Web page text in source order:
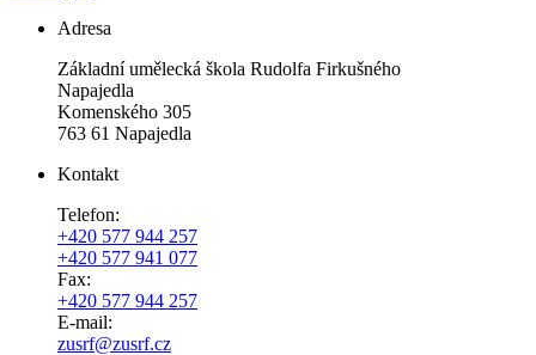
Adresa
Základní umělecká škola Rudolfa Firkušného
Napajedla
Komenského 305
763 61 Napajedla
Kontakt
Telefon:
+420 577 944 257
+420 577 941 077
Fax:
+420 577 944 257
E-mail:
zusrf@zusrf.cz